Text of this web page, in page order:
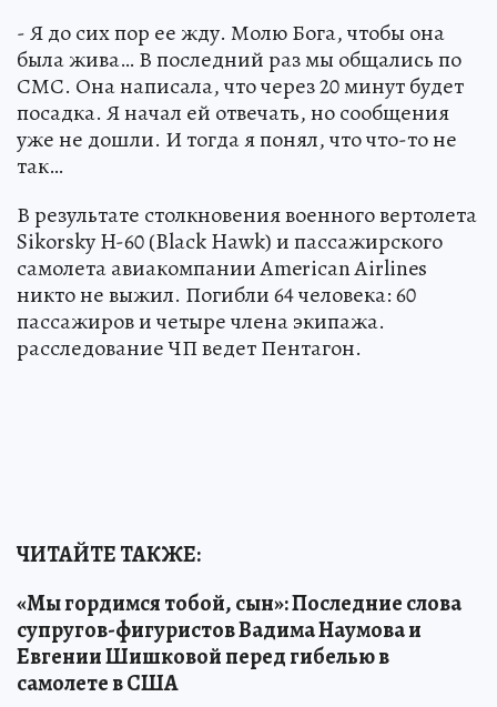
- Я до сих пор ее жду. Молю Бога, чтобы она
была жива… В последний раз мы общались по
СМС. Она написала, что через 20 минут будет
посадка. Я начал ей отвечать, но сообщения
уже не дошли. И тогда я понял, что что-то не
так…
В результате столкновения военного вертолета
Sikorsky H-60 (Black Hawk) и пассажирского
самолета авиакомпании American Airlines
никто не выжил. Погибли 64 человека: 60
пассажиров и четыре члена экипажа.
расследование ЧП ведет Пентагон.
ЧИТАЙТЕ ТАКЖЕ:
«Мы гордимся тобой, сын»: Последние слова
супругов-фигуристов Вадима Наумова и
Евгении Шишковой перед гибелью в
самолете в США